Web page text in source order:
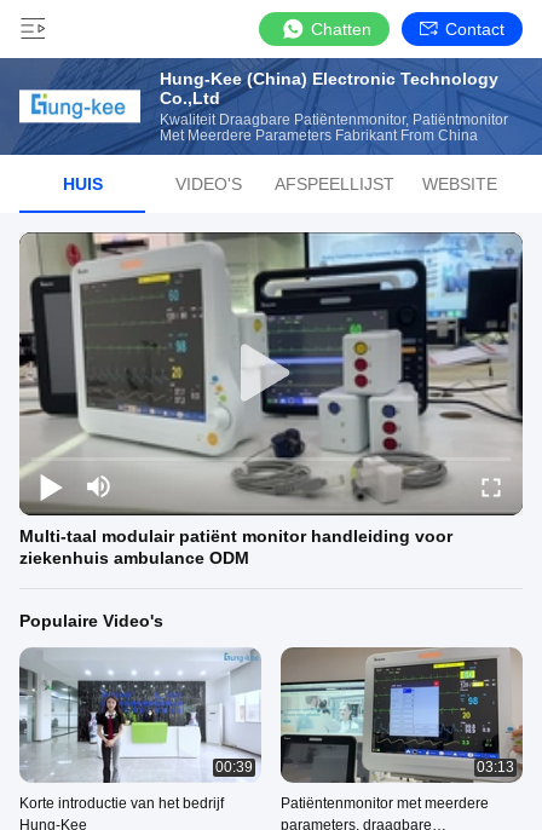
Chatten Contact
Hung-Kee (China) Electronic Technology
Co.,Ltd
Kwaliteit Draagbare Patiëntenmonitor, Patiëntmonitor
Met Meerdere Parameters Fabrikant From China
HUIS VIDEO'S AFSPEELLIJST WEBSITE
Multi-taal modulair patiënt monitor handleiding voor
ziekenhuis ambulance ODM
Populaire Video's
00:39
Korte introductie van het bedrijf
Hung-Kee
03:13
Patiëntenmonitor met meerdere
parameters, draagbare